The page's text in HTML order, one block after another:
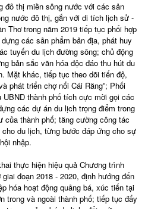
đô thị miền sông nước với các sản
nước đô thị, gắn với di tích lịch sử -
Thơ trong năm 2019 tiếp tục phối hợp
các sản phẩm bản địa, phát huy
tuyến du lịch đường sông; chủ động
bản sắc văn hóa độc đáo thu hút du
Mặt khác, tiếp tục theo dõi tiến độ,
phát triển chợ nổi Cái Răng”; Phối
thành phố tích cực mời gọi các
các dự án du lịch trọng điểm trong
thành phố; tăng cường công tác
du lịch, từng bước đáp ứng cho sự
nhập.
thực hiện hiệu quả Chương trình
đoạn 2018 - 2020, định hướng đến
hóa hoạt động quảng bá, xúc tiến tại
trong và ngoài thành phố; tiếp tục đẩy